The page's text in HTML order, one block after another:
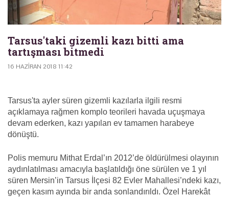
Tarsus'taki gizemli kazı bitti ama
tartışması bitmedi
16 HAZIRAN 2018 11:42
Tarsus'ta ayler süren gizemli kazılarla ilgili resmi
açıklamaya rağmen komplo teorileri havada uçuşmaya
devam ederken, kazı yapılan ev tamamen harabeye
dönüştü.
Polis memuru Mithat Erdal’ın 2012’de öldürülmesi olayının
aydınlatılması amacıyla başlatıldığı öne sürülen ve 1 yıl
süren Mersin’in Tarsus İlçesi 82 Evler Mahallesi’ndeki kazı,
geçen kasım ayında bir anda sonlandırıldı. Özel Harekât